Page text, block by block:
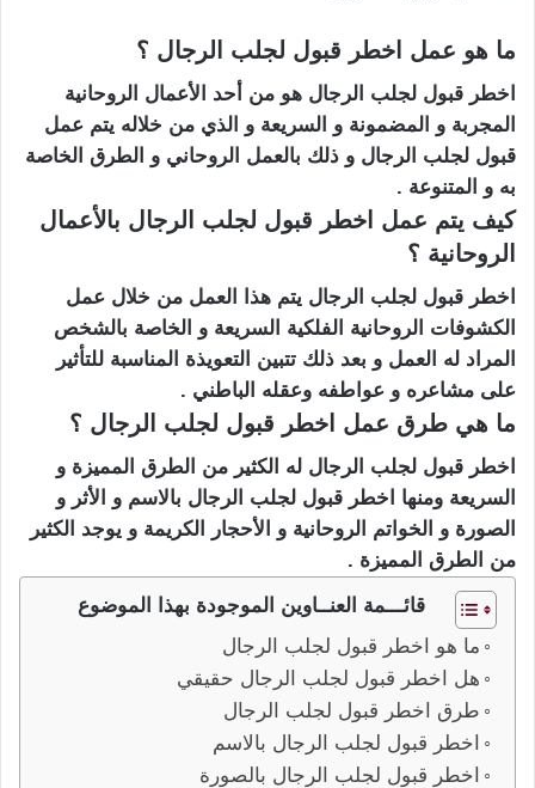
ما هو عمل اخطر قبول لجلب الرجال ؟
اخطر قبول لجلب الرجال هو من أحد الأعمال الروحانية
المجربة و المضمونة و السريعة و الذي من خلاله يتم عمل
قبول لجلب الرجال و ذلك بالعمل الروحاني و الطرق الخاصة
به و المتنوعة .
كيف يتم عمل اخطر قبول لجلب الرجال بالأعمال
الروحانية ؟
اخطر قبول لجلب الرجال يتم هذا العمل من خلال عمل
الكشوفات الروحانية الفلكية السريعة و الخاصة بالشخص
المراد له العمل و بعد ذلك تتبين التعويذة المناسبة للتأثير
على مشاعره و عواطفه وعقله الباطني .
ما هي طرق عمل اخطر قبول لجلب الرجال ؟
اخطر قبول لجلب الرجال له الكثير من الطرق المميزة و
السريعة ومنها اخطر قبول لجلب الرجال بالاسم و الأثر و
الصورة و الخواتم الروحانية و الأحجار الكريمة و يوجد الكثير
من الطرق المميزة .
قائـــمة العنــاوين الموجودة بهذا الموضوع
ما هو اخطر قبول لجلب الرجال
هل اخطر قبول لجلب الرجال حقيقي
طرق اخطر قبول لجلب الرجال
اخطر قبول لجلب الرجال بالاسم
اخطر قبول لجلب الرجال بالصورة